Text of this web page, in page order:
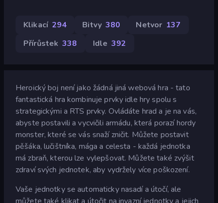
Klikací 294 Bitvy 380 Netvor 137
Přírůstek 338 Idle 392
Heroický boj není jako žádná jiná webová hra - tato
fantastická hra kombinuje prvky idle hry spolu s
strategickými a RTS prvky. Ovládáte hrad a je na vás,
abyste postavili a vycvičili armádu, která porazí hordy
monster, které se vás snaží zničit. Můžete postavit
pěšáka, lučištníka, mága a celesta - každá jednotka
má zbraň, kterou lze vylepšovat. Můžete také zvýšit
zdraví svých jednotek, aby vydržely více poškození.
Vaše jednotky se automaticky nasadí a útočí, ale